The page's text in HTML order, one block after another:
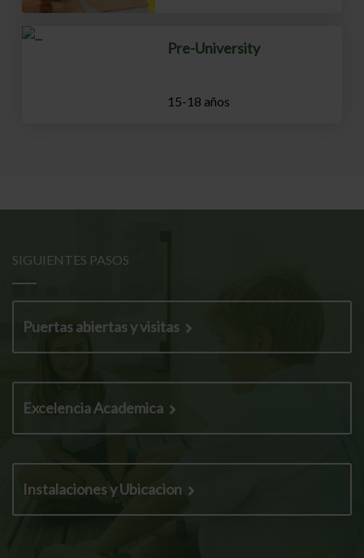
Pre-University
15-18 años
SIGUIENTES PASOS
Puertas abiertas y visitas
Excelencia Academica
Instalaciones y Ubicacion